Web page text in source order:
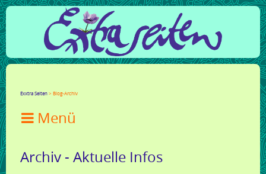
Exxtra Seiten Blog-Archiv

Archiv - Aktuelle Infos